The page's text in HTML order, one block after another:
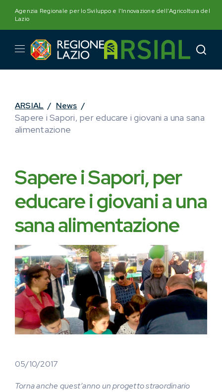
content
Agenzia Regionale per lo Sviluppo e l'Innovazione dell'Agricoltura del
Lazio
ARSIAL / News /
Sapere i Sapori, per educare i giovani a una sana
alimentazione
Sapere i Sapori, per
educare i giovani a una
sana alimentazione
05/10/2017
Torna anche quest’anno un progetto straordinario